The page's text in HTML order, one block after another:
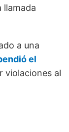
llamada
a una
el
violaciones al